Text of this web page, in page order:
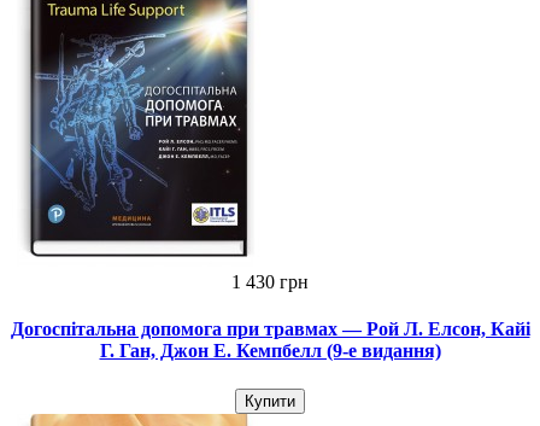
1 430 грн
Догоспітальна допомога при травмах — Рой Л. Елсон, Кайі
Г. Ган, Джон Е. Кемпбелл (9-е видання)
Купити